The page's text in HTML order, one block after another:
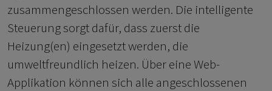
zusammengeschlossen werden. Die intelligente
Steuerung sorgt dafür, dass zuerst die
Heizung(en) eingesetzt werden, die
umweltfreundlich heizen. Über eine Web-
Applikation können sich alle angeschlossenen